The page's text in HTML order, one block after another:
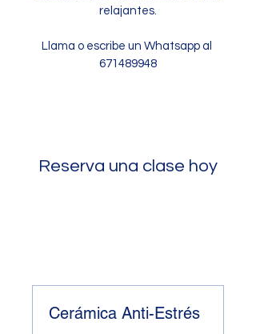
relajantes.
Llama o escribe un Whatsapp al
671489948
Reserva una clase hoy
Cerámica Anti-Estrés